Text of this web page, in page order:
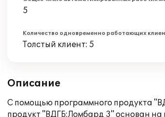
5
Количество одновременно работающих
Толстый клиент: 5
Описание
С помощью программного продукта
продукт "ВДГБ:Ломбард 3" основан на